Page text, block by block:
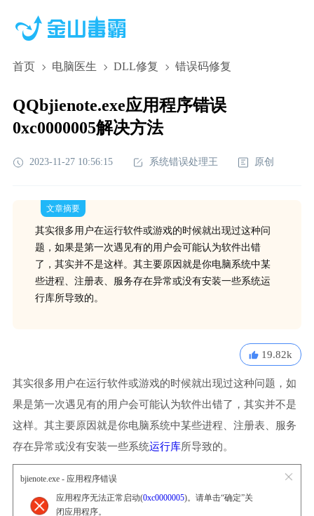
首页 电脑医生 DLL修复 错误码修复
QQbjienote.exe应用程序错误
0xc0000005解决方法
2023-11-27 10:56:15 系统错误处理王 原创
文章摘要
其实很多用户在运行软件或游戏的时候就出现过这种问
题，如果是第一次遇见有的用户会可能认为软件出错
了，其实并不是这样。其主要原因就是你电脑系统中某
些进程、注册表、服务存在异常或没有安装一些系统运
行库所导致的。
19.82k
其实很多用户在运行软件或游戏的时候就出现过这种问题，如
果是第一次遇见有的用户会可能认为软件出错了，其实并不是
这样。其主要原因就是你电脑系统中某些进程、注册表、服务
存在异常或没有安装一些系统运行库所导致的。
bjienote.exe - 应用程序错误
应用程序无法正常启动(0xc0000005)。请单击“确定”关
闭应用程序。